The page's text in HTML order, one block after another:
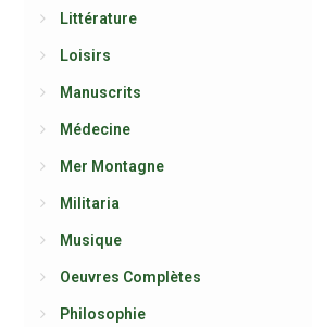
Littérature
Loisirs
Manuscrits
Médecine
Mer Montagne
Militaria
Musique
Oeuvres Complètes
Philosophie